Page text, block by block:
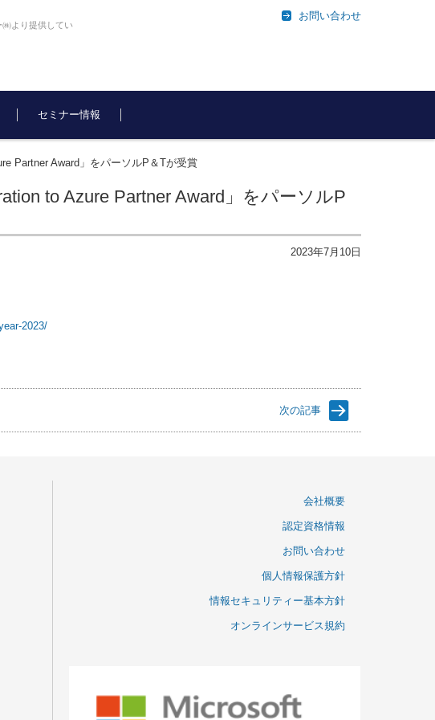
より提供してい
お問い合わせ
セミナー情報
Partner Award」をパーソルP＆Tが受賞
to Azure Partner Award」をパーソルP
2023年7月10日
2023/
次の記事
会社概要
認定資格情報
お問い合わせ
個人情報保護方針
情報セキュリティー基本方針
オンラインサービス規約